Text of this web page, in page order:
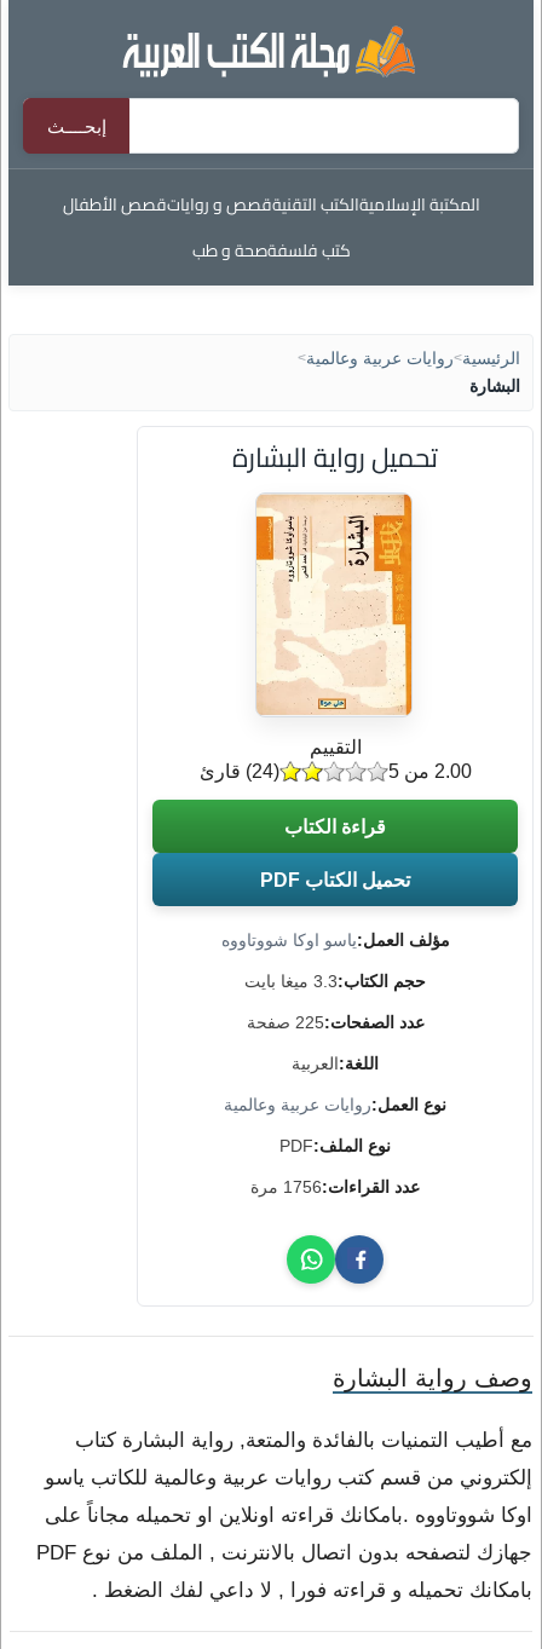
المكتبة الإسلاميةالكتب التقنيةقصص و رواياتقصص الأطفال
كتب فلسفةصحة و طب
الرئيسية>روايات عربية وعالمية>
البشارة
تحميل رواية البشارة
مؤلف العمل:ياسو اوكا شووتاووه
حجم الكتاب:3.3 ميغا بايت
عدد الصفحات:225 صفحة
اللغة:العربية
نوع العمل:روايات عربية وعالمية
نوع الملف:PDF
عدد القراءات:1756 مرة
التقييم
(
24) قارئ 2.00 من 5
قراءة الكتاب
تحميل الكتاب PDF
وصف رواية البشارة
مع أطيب التمنيات بالفائدة والمتعة, رواية البشارة كتاب
إلكتروني من قسم كتب روايات عربية وعالمية للكاتب ياسو
اوكا شووتاووه .بامكانك قراءته اونلاين او تحميله مجاناً على
جهازك لتصفحه بدون اتصال بالانترنت , الملف من نوع PDF
بامكانك تحميله و قراءته فورا , لا داعي لفك الضغط .